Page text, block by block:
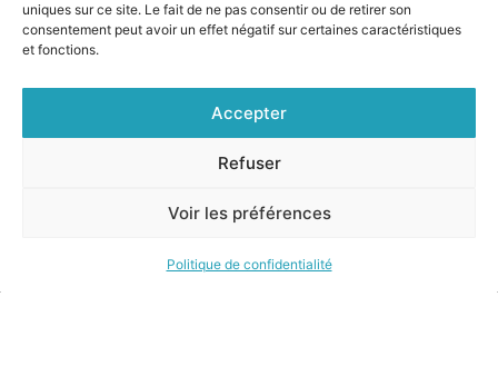
uniques sur ce site. Le fait de ne pas consentir ou de retirer son
consentement peut avoir un effet négatif sur certaines caractéristiques
et fonctions.
Accepter
Refuser
Voir les préférences
Politique de confidentialité
Copyright KARUTA 2025 – Réalisation